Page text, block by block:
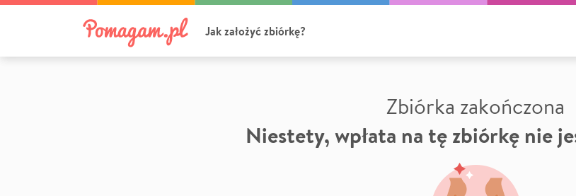
Jak założyć zbiórkę?
Zbiórka zakończona
Niestety, wpłata na tę zbiórkę nie